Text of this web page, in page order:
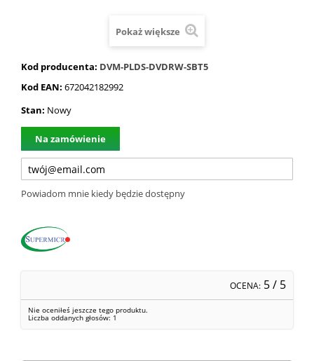
Pokaż większe
Kod producenta: DVM-PLDS-DVDRW-SBT5
Kod EAN: 672042182992
Stan: Nowy
Na zamówienie
Powiadom mnie kiedy będzie dostępny
OCENA: 5/ 5
Nie oceniłeś jeszcze tego produktu.
Liczba oddanych głosów: 1